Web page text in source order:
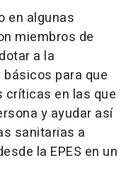
en algunas
miembros de
a la
para que
críticas en las que
y ayudar así
sanitarias a
la EPES en un